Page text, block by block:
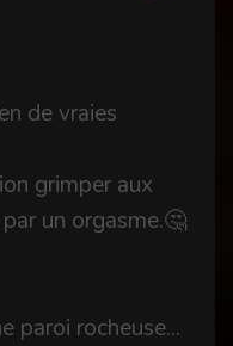
de vraies
grimper aux
un orgasme.🤔
paroi rocheuse...